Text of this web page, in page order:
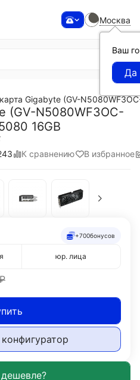
Москва
Ваш
Gigabyte (GV-
(GV-N5080WF3OC-
16GB
К сравнению В избранное
+700бонусов
юр. лица